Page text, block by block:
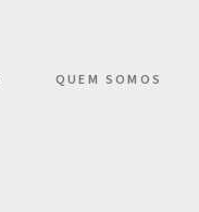
QUEM SOMOS